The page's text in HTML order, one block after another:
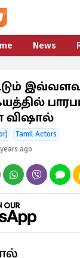
News
விஷால்
Tamil Actors
ago